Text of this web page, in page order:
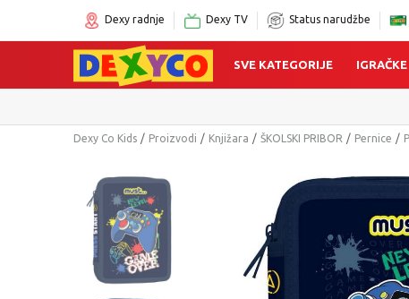
Dexy radnje Dexy TV Status narudžbe
SVE KATEGORIJE IGRAČKE
Dexy Co Kids Proizvodi Knjižara ŠKOLSKI PRIBOR Pernice